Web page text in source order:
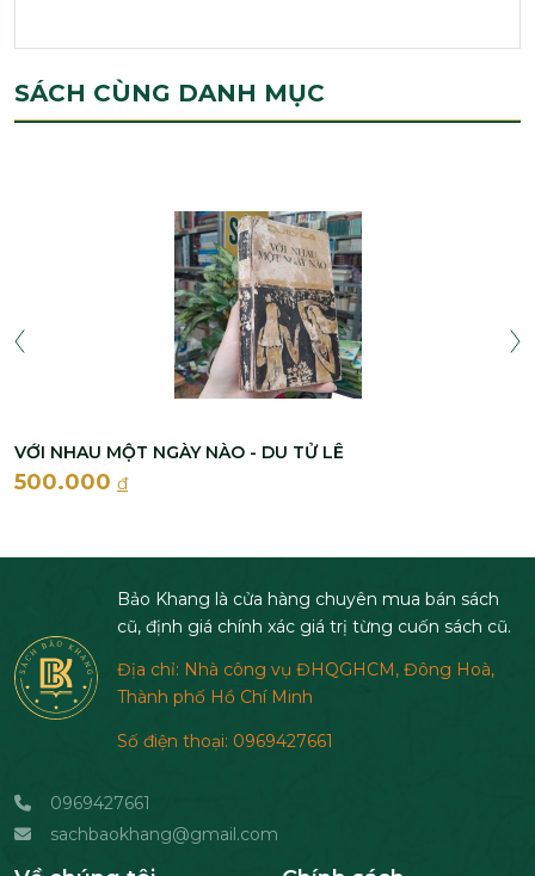
SÁCH CÙNG DANH MỤC
VỚI NHAU MỘT NGÀY NÀO - DU TỬ LÊ
500.000 đ
Bảo Khang là cửa hàng chuyên mua bán sách
cũ, định giá chính xác giá trị từng cuốn sách cũ.
Địa chỉ: Nhà công vụ ĐHQGHCM, Đông Hoà,
Thành phố Hồ Chí Minh
Số điện thoại: 0969427661
0969427661
sachbaokhang@gmail.com